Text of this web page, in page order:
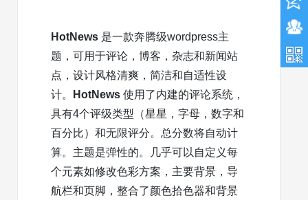
HotNews 是一款奔腾级wordpress主
题，可用于评论，博客，杂志和新闻站
点，设计风格清爽，简洁和自适性设
计。
HotNews 使用了内建的评论系统，
具有4个评级类型（星星，字母，数字和
百分比）和无限评分。总分数将自动计
算。主题是弹性的。几乎可以自定义每
个元素如修改色彩方案，主要背景，导
航栏和页脚，整合了颜色拾色器和背景